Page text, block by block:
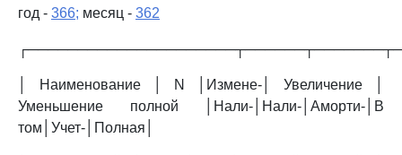
год - 366; месяц - 362
│ Наименование │ N │Измене-│ Увеличение │
Уменьшение полной │Нали-│Нали-│Аморти-│В
том│Учет-│Полная│